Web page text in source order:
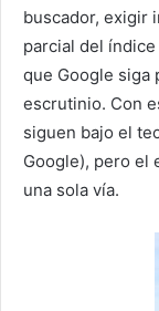
buscador, exigir
parcial del
que Google siga
escrutinio. Con
siguen bajo el
Google), pero el
una sola vía.